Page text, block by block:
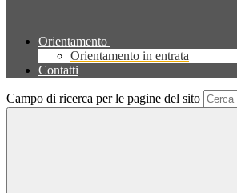
Orientamento
Orientamento in entrata
Contatti
Campo di ricerca per le pagine del sito